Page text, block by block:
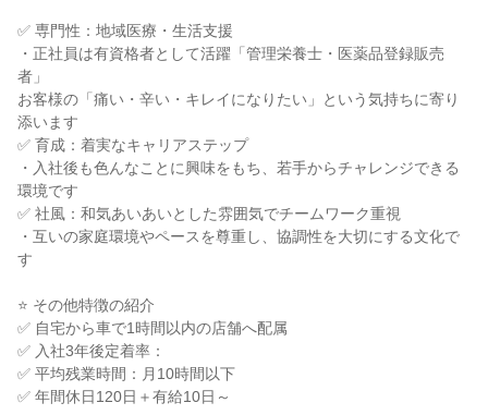
✅ 専門性：地域医療・生活支援
・正社員は有資格者として活躍「管理栄養士・医薬品登録販売
者」
お客様の「痛い・辛い・キレイになりたい」という気持ちに寄り
添います
✅ 育成：着実なキャリアステップ
・入社後も色んなことに興味をもち、若手からチャレンジできる
環境です
✅ 社風：和気あいあいとした雰囲気でチームワーク重視
・互いの家庭環境やペースを尊重し、協調性を大切にする文化で
す
⭐ その他特徴の紹介
✅ 自宅から車で1時間以内の店舗へ配属
✅ 入社3年後定着率：
✅ 平均残業時間：月10時間以下
✅ 年間休日120日＋有給10日～